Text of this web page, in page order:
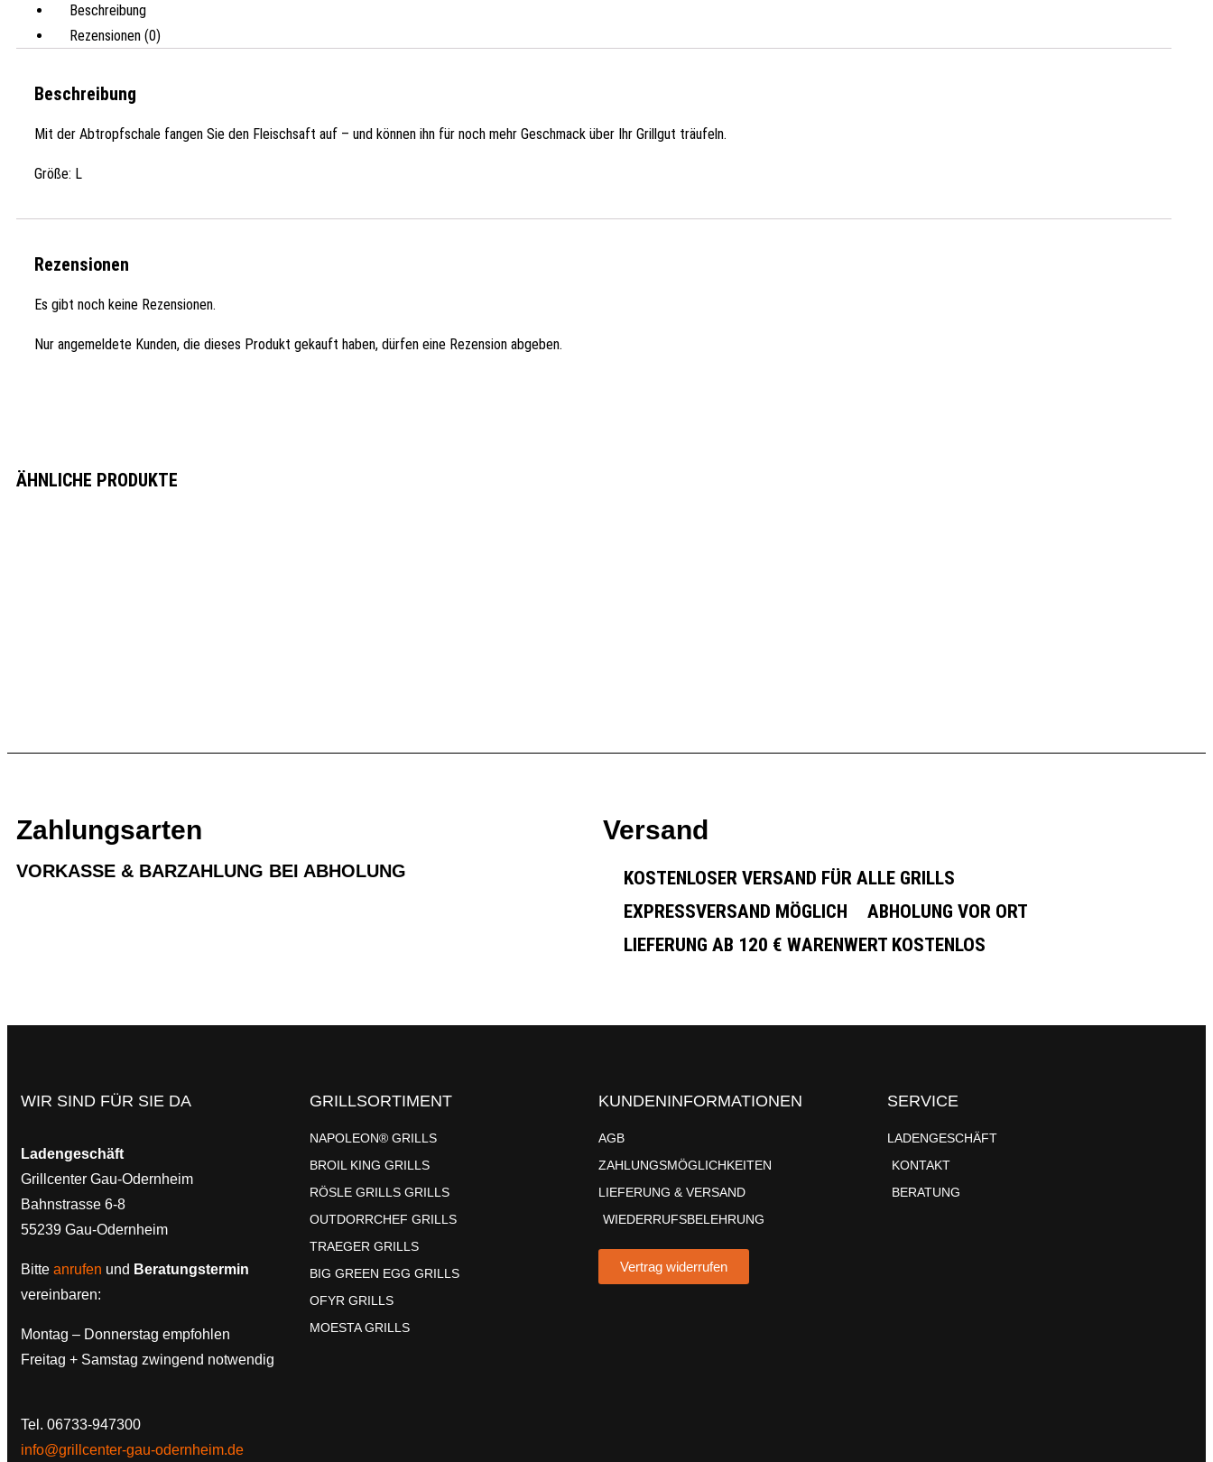
Beschreibung
Rezensionen (0)
Beschreibung
Mit der Abtropfschale fangen Sie den Fleischsaft auf – und können ihn für noch mehr Geschmack über Ihr Grillgut träufeln.
Größe: L
Rezensionen
Es gibt noch keine Rezensionen.
Nur angemeldete Kunden, die dieses Produkt gekauft haben, dürfen eine Rezension abgeben.
ÄHNLICHE PRODUKTE
Zahlungsarten
VORKASSE & BARZAHLUNG BEI ABHOLUNG
Versand
KOSTENLOSER VERSAND FÜR ALLE GRILLS
EXPRESSVERSAND MÖGLICH
ABHOLUNG VOR ORT
LIEFERUNG AB 120 € WARENWERT KOSTENLOS
WIR SIND FÜR SIE DA
Ladengeschäft
Grillcenter Gau-Odernheim
Bahnstrasse 6-8
55239 Gau-Odernheim
Bitte anrufen und Beratungstermin
vereinbaren:
Montag – Donnerstag empfohlen
Freitag + Samstag zwingend notwendig
Tel. 06733-947300
info@grillcenter-gau-odernheim.de
GRILLSORTIMENT
NAPOLEON® GRILLS
BROIL KING GRILLS
RÖSLE GRILLS GRILLS
OUTDORRCHEF GRILLS
TRAEGER GRILLS
BIG GREEN EGG GRILLS
OFYR GRILLS
MOESTA GRILLS
KUNDENINFORMATIONEN
AGB
ZAHLUNGSMÖGLICHKEITEN
LIEFERUNG & VERSAND
WIEDERRUFSBELEHRUNG
Vertrag widerrufen
SERVICE
LADENGESCHÄFT
KONTAKT
BERATUNG